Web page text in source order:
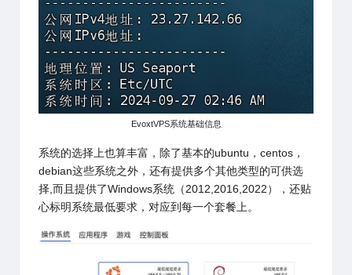
EvoxtVPS系统基础信息
系统的选择上也算丰富，除了基本的ubuntu，centos，
debian这些系统之外，还有提供多个其他类型的可供选
择,而且提供了Windows系统（2012,2016,2022），还贴
心标明系统最低要求，对应到每一个套餐上。